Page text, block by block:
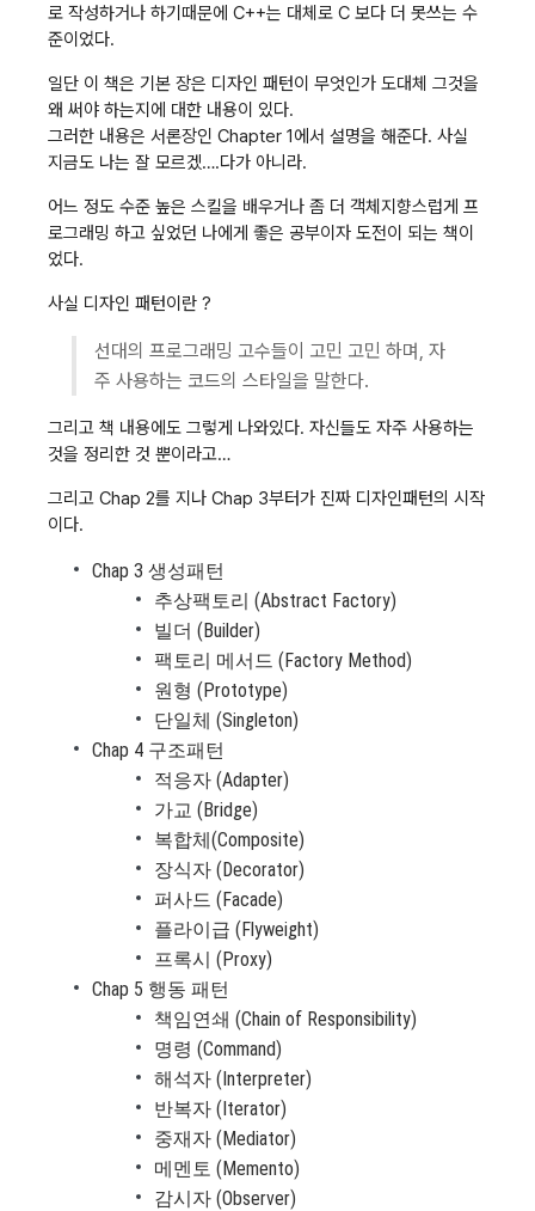
로 작성하거나 하기때문에 C++는 대체로 C 보다 더 못쓰는 수
준이었다.
일단 이 책은 기본 장은 디자인 패턴이 무엇인가 도대체 그것을
왜 써야 하는지에 대한 내용이 있다.
그러한 내용은 서론장인 Chapter 1에서 설명을 해준다. 사실
지금도 나는 잘 모르겠….다가 아니라.
어느 정도 수준 높은 스킬을 배우거나 좀 더 객체지향스럽게 프
로그래밍 하고 싶었던 나에게 좋은 공부이자 도전이 되는 책이
었다.
사실 디자인 패턴이란 ?
선대의 프로그래밍 고수들이 고민 고민 하며, 자
주 사용하는 코드의 스타일을 말한다.
그리고 책 내용에도 그렇게 나와있다. 자신들도 자주 사용하는
것을 정리한 것 뿐이라고…
그리고 Chap 2를 지나 Chap 3부터가 진짜 디자인패턴의 시작
이다.
Chap 3 생성패턴
추상팩토리 (Abstract Factory)
빌더 (Builder)
팩토리 메서드 (Factory Method)
원형 (Prototype)
단일체 (Singleton)
Chap 4 구조패턴
적응자 (Adapter)
가교 (Bridge)
복합체(Composite)
장식자 (Decorator)
퍼사드 (Facade)
플라이급 (Flyweight)
프록시 (Proxy)
Chap 5 행동 패턴
책임연쇄 (Chain of Responsibility)
명령 (Command)
해석자 (Interpreter)
반복자 (Iterator)
중재자 (Mediator)
메멘토 (Memento)
감시자 (Observer)